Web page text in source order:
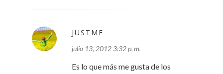
JUSTME
julio 13, 2012 3:32 p. m.
Es lo que más me gusta de los